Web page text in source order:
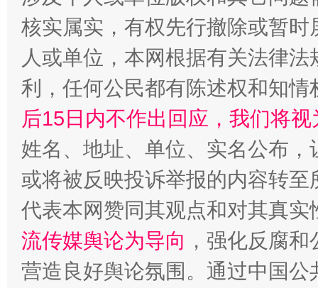
网上购药对药下症？
核实属实，有权先行撤除或暂
人或单位，本网根据有关法律
利，任何公民都有陈述权和知情
后15日内不作出回应，我们将
姓名、地址、单位、实名公布
或将被反映投诉举报的内容转
代表本网赞同其观点和对其真实
流传媒舆论为导向 ，强化反腐
营造良好舆论氛围。通过中国